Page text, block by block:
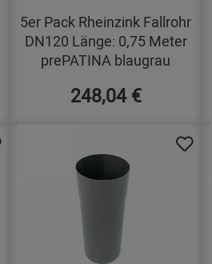
5er Pack Rheinzink Fallrohr
DN120 Länge: 0,75 Meter
prePATINA blaugrau
248,04 €